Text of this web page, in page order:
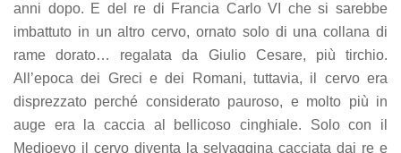
anni dopo. E del re di Francia Carlo VI che si sarebbe
imbattuto in un altro cervo, ornato solo di una collana di
rame dorato… regalata da Giulio Cesare, più tirchio.
All’epoca dei Greci e dei Romani, tuttavia, il cervo era
disprezzato perché considerato pauroso, e molto più in
auge era la caccia al bellicoso cinghiale. Solo con il
Medioevo il cervo diventa la selvaggina cacciata dai re e